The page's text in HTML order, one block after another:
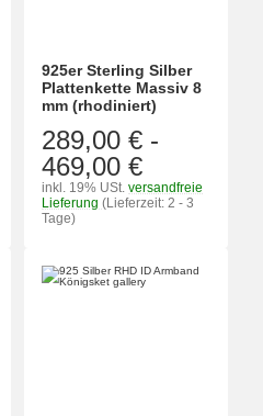
925er Sterling Silber
Plattenkette Massiv 8
mm (rhodiniert)
289,00 € -
469,00 €
inkl. 19% USt. versandfreie
Lieferung (Lieferzeit: 2 - 3
Tage)